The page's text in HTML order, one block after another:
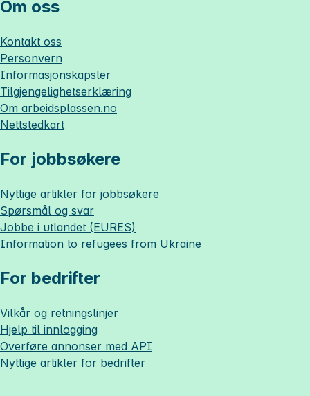
Om oss
Kontakt oss
Personvern
Informasjonskapsler
Tilgjengelighetserklæring
Om arbeidsplassen.no
Nettstedkart
For jobbsøkere
Nyttige artikler for jobbsøkere
Spørsmål og svar
Jobbe i utlandet (EURES)
Information to refugees from Ukraine
For bedrifter
Vilkår og retningslinjer
Hjelp til innlogging
Overføre annonser med API
Nyttige artikler for bedrifter